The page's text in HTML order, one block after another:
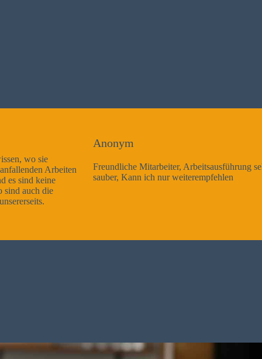
Freundliche Mitarbeiter, Arbeitsausführung sehr gut und sehr
sauber, Kann ich nur weiterempfehlen